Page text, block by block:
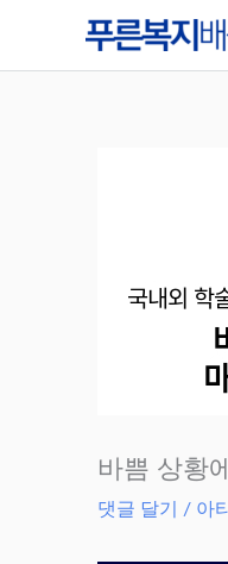
바쁨 상황
댓글 달기 / 아